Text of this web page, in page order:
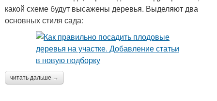
Изменения с деревьями
кроной
Низкорослые дерева
какой схеме будут высажены деревья. Выделяют два
основных стиля сада:
читать дальше →